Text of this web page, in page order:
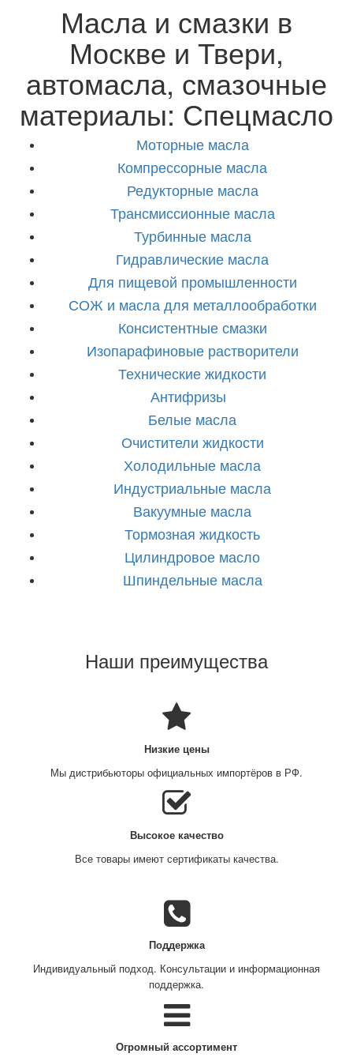
Масла и смазки в
Москве и Твери,
автомасла, смазочные
материалы: Спецмасло
Моторные масла
Компрессорные масла
Редукторные масла
Трансмиссионные масла
Турбинные масла
Гидравлические масла
Для пищевой промышленности
СОЖ и масла для металлообработки
Консистентныесмазки
Изопарафиновые растворители
Техническиежидкости
Антифризы
Белые масла
Очистители жидкости
Холодильные масла
Индустриальные масла
Вакуумные масла
Тормозная жидкость
Цилиндровое масло
Шпиндельные масла
Наши преимущества
Низкие цены
Мы дистрибьюторы официальных импортёров в РФ.
Высокое качество
Все товары имеют сертификаты качества.
Поддержка
Индивидуальный подход. Консультации и информационная
поддержка.
Огромный ассортимент